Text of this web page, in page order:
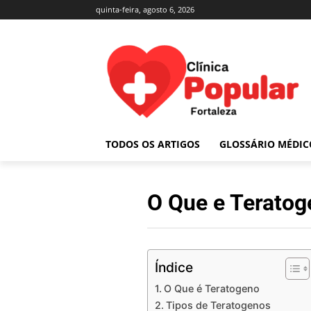
quinta-feira, agosto 6, 2026
TODOS OS ARTIGOS GLOSSÁRIO
O Que e
Índice
O Que é Teratogeno
Tipos de Teratogenos